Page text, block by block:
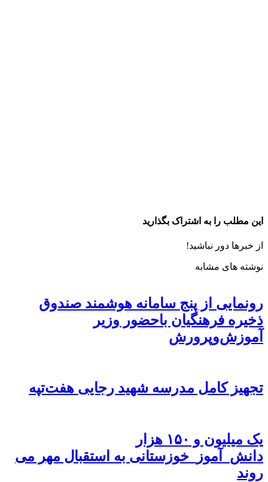
این مطلب را به اشتراک بگذارید
از خبرها دور نباشید!
نوشته های مشابه
رونمایی از پنج سامانه هوشمند صندوق
ذخیره فرهنگیان باحضور وزیر
آموزش‌وپرورش
تجهیز کامل مدرسه شهید رجایی هفت‌تپه
یک میلیون و ۱۵۰ هزار
دانش_آموز_خوزستانی به استقبال مهر می
روند